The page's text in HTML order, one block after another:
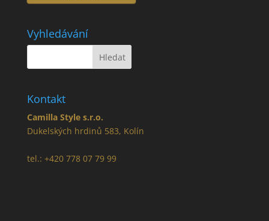
Vyhledávání
Kontakt
Camilla Style s.r.o.
Dukelských hrdinů 583, Kolín
tel.: +420 778 07 79 99